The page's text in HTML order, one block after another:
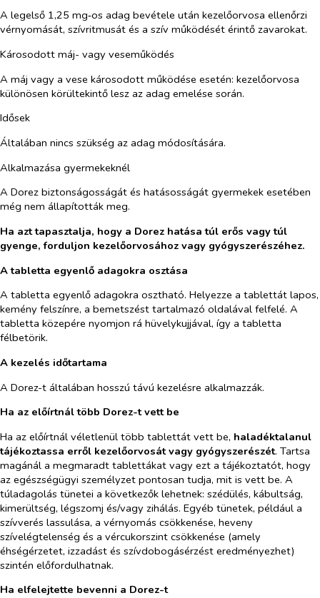
A legelső 1,25 mg‑os adag bevétele után kezelőorvosa ellenőrzi
vérnyomását, szívritmusát és a szív működését érintő zavarokat.
Károsodott máj- vagy veseműködés
A máj vagy a vese károsodott működése esetén: kezelőorvosa
különösen körültekintő lesz az adag emelése során.
Idősek
Általában nincs szükség az adag módosítására.
Alkalmazása gyermekeknél
A Dorez biztonságosságát és hatásosságát gyermekek esetében
még nem állapították meg.
Ha azt tapasztalja, hogy a Dorez hatása túl erős vagy túl
gyenge, forduljon kezelőorvosához vagy gyógyszerészéhez.
A tabletta egyenlő adagokra osztása
A tabletta egyenlő adagokra osztható. Helyezze a tablettát lapos,
kemény felszínre, a bemetszést tartalmazó oldalával felfelé. A
tabletta közepére nyomjon rá hüvelykujjával, így a tabletta
félbetörik.
A kezelés időtartama
A Dorez-t általában hosszú távú kezelésre alkalmazzák.
Ha az előírtnál több Dorez-t vett be
Ha az előírtnál véletlenül több tablettát vett be, haladéktalanul
tájékoztassa erről kezelőorvosát vagy gyógyszerészét. Tartsa
magánál a megmaradt tablettákat vagy ezt a tájékoztatót, hogy
az egészségügyi személyzet pontosan tudja, mit is vett be. A
túladagolás tünetei a következők lehetnek: szédülés, kábultság,
kimerültség, légszomj és/vagy zihálás. Egyéb tünetek, például a
szívverés lassulása, a vérnyomás csökkenése, heveny
szívelégtelenség és a vércukorszint csökkenése (amely
éhségérzetet, izzadást és szívdobogásérzést eredményezhet)
szintén előfordulhatnak.
Ha elfelejtette bevenni a Dorez-t